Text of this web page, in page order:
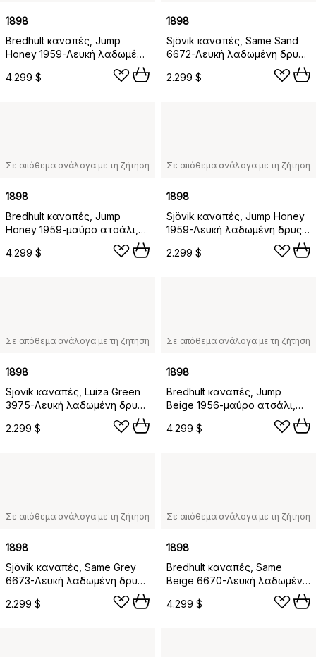
1898
Bredhult καναπές, Jump
Honey 1959-Λευκή λαδωμένη
4.299 $
1898
Sjövik καναπές, Same Sand
6672-Λευκή λαδωμένη δρυς,
2.299 $
Σε απόθεμα ανάλογα με τη ζήτηση
1898
Bredhult καναπές, Jump
Honey 1959-μαύρο ατσάλι,
4.299 $
Σε απόθεμα ανάλογα με τη ζήτηση
1898
Sjövik καναπές, Jump Honey
1959-Λευκή λαδωμένη δρυς,
2.299 $
Σε απόθεμα ανάλογα με τη ζήτηση
1898
Sjövik καναπές, Luiza Green
3975-Λευκή λαδωμένη δρυς,
2.299 $
Σε απόθεμα ανάλογα με τη ζήτηση
1898
Bredhult καναπές, Jump
Beige 1956-μαύρο ατσάλι,
4.299 $
Σε απόθεμα ανάλογα με τη ζήτηση
1898
Sjövik καναπές, Same Grey
6673-Λευκή λαδωμένη δρυς,
2.299 $
Σε απόθεμα ανάλογα με τη ζήτηση
1898
Bredhult καναπές, Same
Beige 6670-Λευκή λαδωμένη
4.299 $